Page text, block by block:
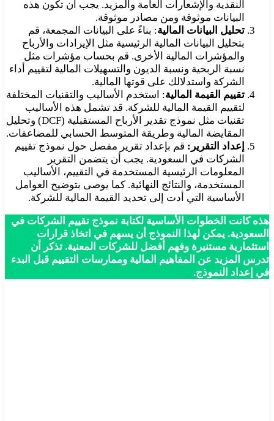
النقدية والإشعارات العامة والمزيد. يجب أن تكون هذه
البيانات موثوقة ومن مصادر موثوقة.
تحليل البيانات المالية: بناءً على البيانات المجمعة، قم
بتحليل البيانات المالية الرئيسية مثل الإيرادات والأرباح
والمؤشرات المالية الأخرى. قم بحساب مؤشرات مثل
نسبة الربحية ونسبة الديون والتسهيلات المالية لتقييم أداء
الشركة واستدلالك على قوتها المالية.
تقييم القيمة المالية: استخدم الأساليب والتقنيات المختلفة
لتقييم القيمة المالية للشركة. قد تشمل هذه الأساليب
تقنيات مثل نموذج تقدير الأرباح المستقبلية (DCF) وتحليل
المقايضة المالية وطريقة المتوسط الحسابي للمضاعفات.
إعداد التقرير: قم بإعداد تقرير مفصل حول نموذج تقييم
الشركات في السعودية. يجب أن يتضمن التقرير
المعلومات الرئيسية المستخدمة في التقييم، الأساليب
المستخدمة، والنتائج النهائية. كما يوصى بتوضيح العوامل
الأساسية التي أدت إلى تحديد القيمة المالية للشركة.
هذه كانت الخطوات الأساسية لكتابة نموذج تقييم الشركات في
السعودية. يمكن لهذا النموذج أن يسهم في اتخاذ قرارات
استثمارية مستنيرة وفهم أفضل للشركات المعنية. تذكر أن
تدرس المزيد عن المفاهيم المالية وممارسات التقييم قبل البدء
في إعداد النموذج.